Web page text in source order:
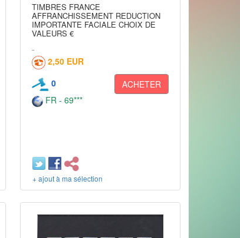
TIMBRES FRANCE
AFFRANCHISSEMENT REDUCTION
IMPORTANTE FACIALE CHOIX DE
VALEURS €
2,50 EUR
0
ACHETER
FR - 69***
+ ajout à ma sélection